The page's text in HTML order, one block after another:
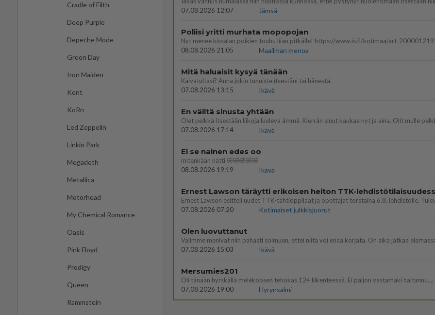
Cradle of Filth
Deep Purple
Depeche Mode
Green Day
Iron Maiden
Kent
KoRn
Led Zeppelin
Linkin Park
Megadeth
Metallica
Motörhead
My Chemical Romance
Oasis
Pink Floyd
Prodigy
Queen
Rammstein
07.08.2026 12:07
Jämsä
Poliisi yritti murhata mopopojan
08.08.2026 21:05
Maailman menoa
Mitä haluaisit kysyä tänään
Kaivatultasi? Anna jokin tunniste itsestäni tai hänestä.
07.08.2026 13:15
Ikävä
En välitä sinusta yhtään
07.08.2026 17:14
Ikävä
Ei se nainen edes oo
mitenkään nätti 🤣🤣🤣🤣🤣
08.08.2026 19:19
Ikävä
07.08.2026 07:20
Kotimaiset julkkisjuorut
Olen luovuttanut
07.08.2026 15:03
Ikävä
Mersumies201
Oli tänään hyrskällä melekoosen tehokas 124 liikenteessä. Ei paljon vastamäki haitannu....
07.08.2026 19:00
Hyrynsalmi